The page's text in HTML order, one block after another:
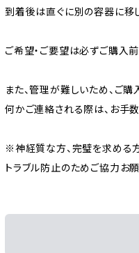
到着後は直ぐに別の容器に移
ご希望・ご要望は必ずご購入
また、管理が難しいため、ご
何かご連絡される際は、お手
※神経質な方、完璧を求める
トラブル防止のためご協力お願